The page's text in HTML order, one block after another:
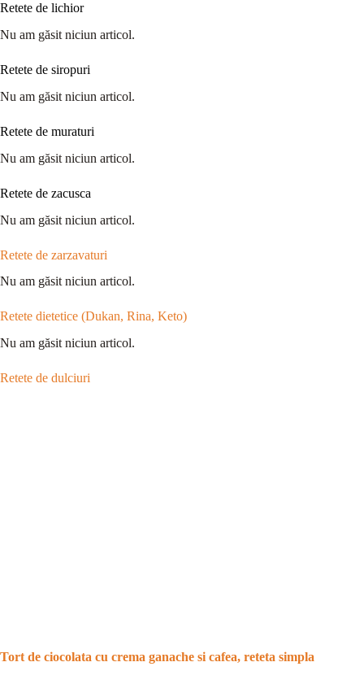
Retete de lichior
Nu am găsit niciun articol.
Retete de siropuri
Nu am găsit niciun articol.
Retete de muraturi
Nu am găsit niciun articol.
Retete de zacusca
Nu am găsit niciun articol.
Retete de zarzavaturi
Nu am găsit niciun articol.
Retete dietetice (Dukan, Rina, Keto)
Nu am găsit niciun articol.
Retete de dulciuri
Tort de ciocolata cu crema ganache si cafea, reteta simpla